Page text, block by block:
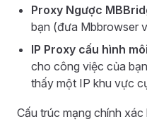
Proxy Ngược
bạn (đưa Mbbrowser
IP Proxy cấu hình
cho công việc của
thấy một IP khu vực
Cấu trúc mạng chính xác